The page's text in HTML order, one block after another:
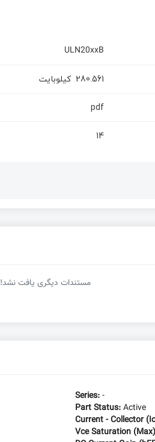
ULN20xxB
280.561 کیلوبایت
pdf
14
مستندات دیگری یافت نشد!
Series:-
Part Status:Active
Current - Collector
Vce Saturation